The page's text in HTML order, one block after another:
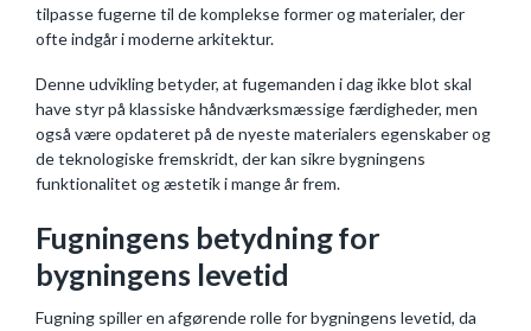
tilpasse fugerne til de komplekse former og materialer, der
ofte indgår i moderne arkitektur.
Denne udvikling betyder, at fugemanden i dag ikke blot skal
have styr på klassiske håndværksmæssige færdigheder, men
også være opdateret på de nyeste materialers egenskaber og
de teknologiske fremskridt, der kan sikre bygningens
funktionalitet og æstetik i mange år frem.
Fugningens betydning for
bygningens levetid
Fugning spiller en afgørende rolle for bygningens levetid, da